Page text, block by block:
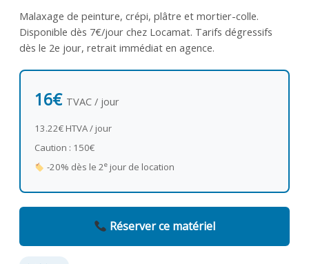
Malaxage de peinture, crépi, plâtre et mortier-colle.
Disponible dès 7€/jour chez Locamat. Tarifs dégressifs
dès le 2e jour, retrait immédiat en agence.
16€ TVAC / jour
13.22€ HTVA / jour
Caution : 150€
-20% dès le 2ejour de location
Réserver ce matériel